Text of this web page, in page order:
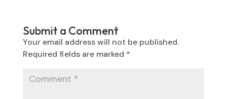
Submit a Comment
Your email address will not be published.
Required fields are marked *